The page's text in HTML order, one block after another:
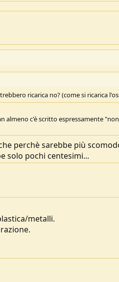
ricarica no? (come si ricarica
almeno c'è scritto espressamente
perchè sarebbe più
solo pochi centesimi...
metalli.